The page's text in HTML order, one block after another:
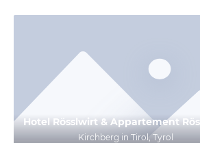
Hotel Rösslwirt & Appartement
Kirchberg in Tirol, Tyrol